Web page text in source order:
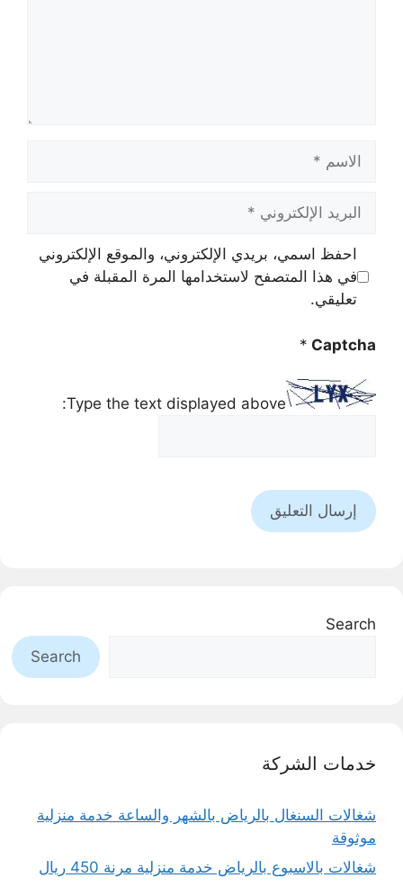
الاسم
البريد
الإلكتروني
احفظ اسمي، بريدي الإلكتروني، والموقع الإلكتروني
في هذا المتصفح لاستخدامها المرة المقبلة في
تعليقي.
Captcha
*
Type the text displayed above:
Search
Search
خدمات الشركة
شغالات السنغال بالرياض بالشهر والساعة خدمة منزلية
موثوقة
شغالات بالاسبوع بالرياض خدمة منزلية مرنة 450 ريال